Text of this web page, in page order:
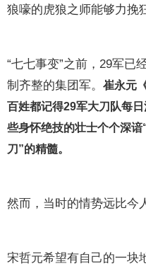
狼嚎的虎狼之师能够力挽
“七七事变”之前，29军已
制齐整的集团军。崔永元
百姓都记得29军大刀队每
些身怀绝技的壮士个个深
刀”的精髓。
然而，当时的情势远比今
宋哲元希望有自己的一块